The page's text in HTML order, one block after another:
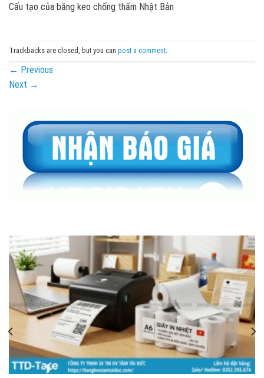
Cấu tạo của băng keo chống thấm Nhật Bản
Trackbacks are closed, but you can post a comment.
← Previous
Next →